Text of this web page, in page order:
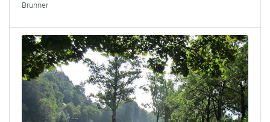
Brunner